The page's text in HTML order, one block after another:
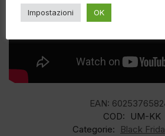
EAN:
COD:
UM-KK
Categorie:
Black
Impostazioni OK